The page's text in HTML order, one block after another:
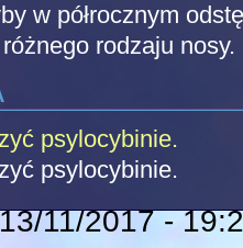
w półrocznym
rodzaju nosy.
psylocybinie.
psylocybinie.
11/2017 -